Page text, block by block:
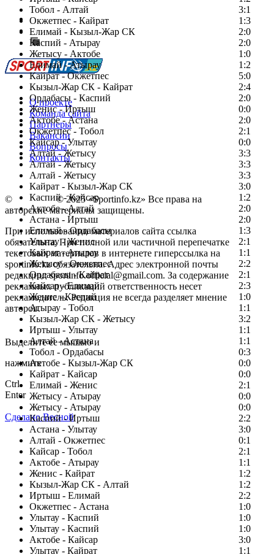
Тобол - Алтай
3:1
Окжетпес - Кайрат
1:3
Елимай - Кызыл-Жар СК
2:0
Каспий - Атырау
2:0
Жетысу - Актобе
1:0
Елимай - Атырау
1:2
Кайрат - Окжетпес
5:0
Кызыл-Жар СК - Кайрат
2:4
Ордабасы - Каспий
2:0
Женис - Иртыш
0:0
Актобе - Астана
2:0
Окжетпес - Тобол
2:1
Кайсар - Улытау
0:0
Алтай - Жетысу
3:3
Алтай - Жетысу
3:3
Алтай - Жетысу
3:3
Кайрат - Кызыл-Жар СК
3:0
Каспий - Кайсар
1:2
Актобе - Алтай
2:0
Астана - Иртыш
2:0
Елимай - Ордабасы
1:3
Улытау - Женис
2:1
Кайрат - Атырау
1:1
Жетысу - Окжетпес
2:2
Ордабасы - Кайрат
2:1
Кайсар - Елимай
2:3
Женис - Каспий
1:0
Атырау - Тобол
1:1
Кызыл-Жар СК - Жетысу
3:2
Иртыш - Улытау
1:1
Алтай - Астана
1:1
Тобол - Ордабасы
0:3
Актобе - Кызыл-Жар СК
0:0
Кайрат - Кайсар
0:0
Елимай - Женис
2:1
Жетысу - Атырау
0:0
Жетысу - Атырау
0:0
Каспий - Иртыш
2:2
Астана - Улытау
3:0
Алтай - Окжетпес
0:1
Кайсар - Тобол
2:1
Актобе - Атырау
1:1
Женис - Кайрат
1:2
Кызыл-Жар СК - Алтай
1:2
Иртыш - Елимай
2:2
Окжетпес - Астана
1:0
Улытау - Каспий
1:0
Улытау - Каспий
1:0
Актобе - Кайсар
3:0
Улытау - Кайрат
1:1
Есть идея?
Сообщить о мероприятии
Перейти на старый сайт
О проекте
Команда сайта
Партнеры
Вакансии
Вопросы
Контакты
© Copyright© 2025 «Sportinfo.kz» Все права на
авторские материалы защищены.
При использовании материалов сайта ссылка
обязательна. При полной или частичной перепечатке
текстовых материалов в интернете гиперссылка на
sportinfo.kz обязательна. Адрес электронной почты
редакции: sportinfo.official@gmail.com. За содержание
рекламных публикаций ответственность несет
рекламодатель. Редакция не всегда разделяет мнение
авторов.
Заметили ошибку в тексте?
Выделите ее мышью и
нажмите
Ctrl
Enter
Сделано Весной